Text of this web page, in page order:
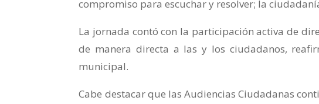
compromiso para escuchar y resolver; la
La jornada contó con la participación activa de
de manera directa a las y los ciudadanos,
municipal.
Cabe destacar que las Audiencias Ciudadanas